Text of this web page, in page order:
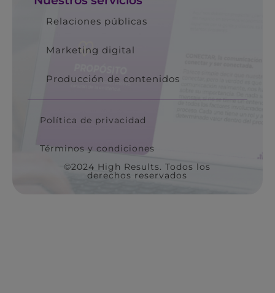
Relaciones públicas
Marketing digital
Producción de contenidos
©2024 High Results. Todos los
derechos reservados
Política de privacidad
Términos y condiciones